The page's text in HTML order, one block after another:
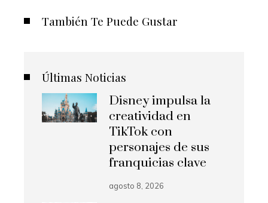
También Te Puede Gustar
Últimas Noticias
Disney impulsa la
creatividad en
TikTok con
personajes de sus
franquicias clave
agosto 8, 2026